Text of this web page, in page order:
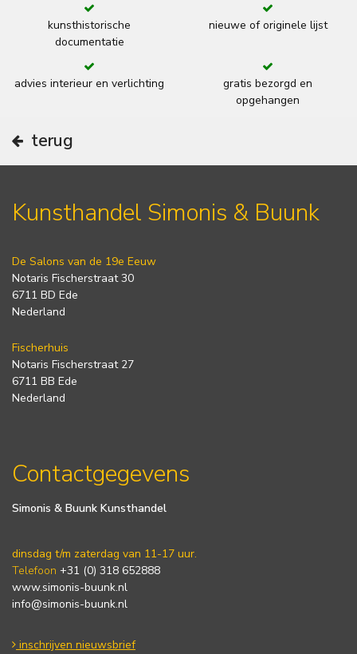
kunsthistorische
documentatie
nieuwe of originele lijst
advies interieur en verlichting
gratis bezorgd en
opgehangen
terug
Kunsthandel Simonis & Buunk
De Salons van de 19e Eeuw
Notaris Fischerstraat 30
6711 BD Ede
Nederland
Fischerhuis
Notaris Fischerstraat 27
6711 BB Ede
Nederland
Contactgegevens
Simonis & Buunk Kunsthandel
dinsdag t/m zaterdag van 11-17 uur.
Telefoon +31 (0) 318 652888
www.simonis-buunk.nl
info@simonis-buunk.nl
inschrijven nieuwsbrief